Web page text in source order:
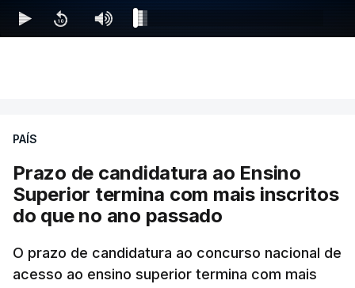
PAÍS
Prazo de candidatura ao Ensino
Superior termina com mais inscritos
do que no ano passado
O prazo de candidatura ao concurso nacional de
acesso ao ensino superior termina com mais